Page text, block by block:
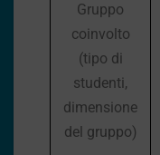
Gruppo
coinvolto
(tipo di
studenti,
dimensione
del gruppo)